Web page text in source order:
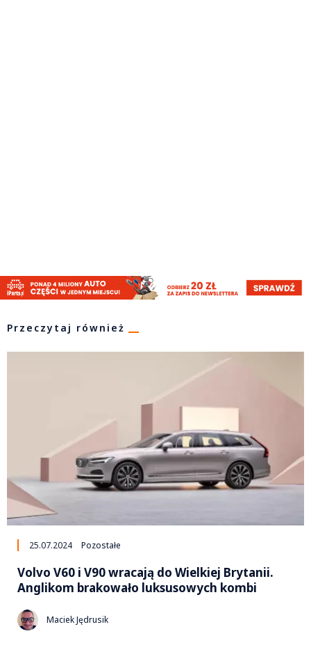
Przeczytaj również
25.07.2024 Pozostałe
Volvo V60 i V90 wracają do Wielkiej Brytanii.
Anglikom brakowało luksusowych kombi
Maciek Jędrusik